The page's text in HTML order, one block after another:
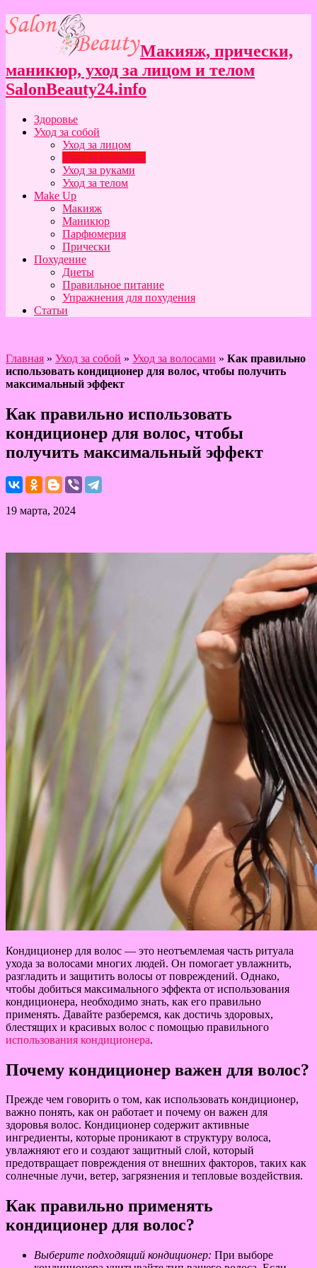
Макияж, прически,
маникюр, уход за лицом и телом
SalonBeauty24.info
Здоровье
Уход за собой
Уход за лицом
Уход за волосами
Уход за руками
Уход за телом
Make Up
Макияж
Маникюр
Парфюмерия
Прически
Похудение
Диеты
Правильное питание
Упражнения для похудения
Статьи
Главная » Уход за собой » Уход за волосами » Как правильно
использовать кондиционер для волос, чтобы получить
максимальный эффект
Как правильно использовать
кондиционер для волос, чтобы
получить максимальный эффект
19 марта, 2024
Кондиционер для волос — это неотъемлемая часть ритуала
ухода за волосами многих людей. Он помогает увлажнить,
разгладить и защитить волосы от повреждений. Однако,
чтобы добиться максимального эффекта от использования
кондиционера, необходимо знать, как его правильно
применять. Давайте разберемся, как достичь здоровых,
блестящих и красивых волос с помощью правильного
использования кондиционера.
Почему кондиционер важен для волос?
Прежде чем говорить о том, как использовать кондиционер,
важно понять, как он работает и почему он важен для
здоровья волос. Кондиционер содержит активные
ингредиенты, которые проникают в структуру волоса,
увлажняют его и создают защитный слой, который
предотвращает повреждения от внешних факторов, таких как
солнечные лучи, ветер, загрязнения и тепловые воздействия.
Как правильно применять
кондиционер для волос?
Выберите подходящий кондиционер: При выборе